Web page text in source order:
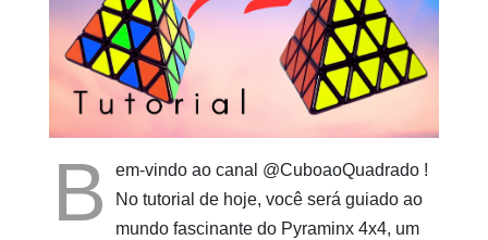
Pinturas
do
B
em-vindo ao canal @CuboaoQuadrado !
No tutorial de hoje, você será guiado ao
mundo fascinante do Pyraminx 4x4, um